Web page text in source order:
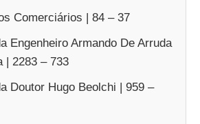
Comerciários | 84 – 37
Engenheiro Armando De Arruda
| 2283 – 733
Doutor Hugo Beolchi | 959 –